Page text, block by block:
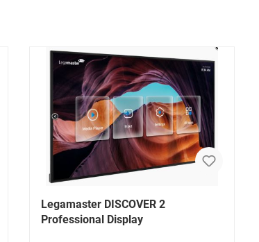
Legamaster DISCOVER 2
Professional Display